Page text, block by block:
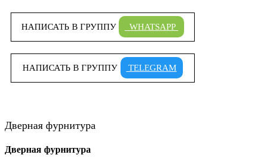
НАПИСАТЬ В ГРУППУ WHATSAPP
НАПИСАТЬ В ГРУППУ TELEGRAM
Дверная фурнитура
Дверная фурнитура